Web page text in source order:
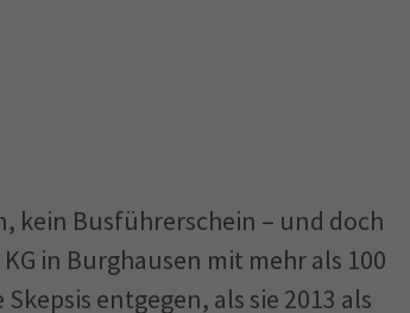
kein Busführerschein – und doch
in Burghausen mit mehr als 100
entgegen, als sie 2013 als